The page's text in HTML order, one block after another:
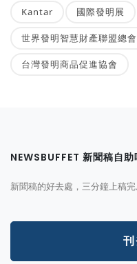
Kantar 國際發明展
世界發明智慧財產聯盟總會
台灣發明商品促進協會
NEWSBUFFET 新聞稿自助
新聞稿的好去處，三分鐘上稿